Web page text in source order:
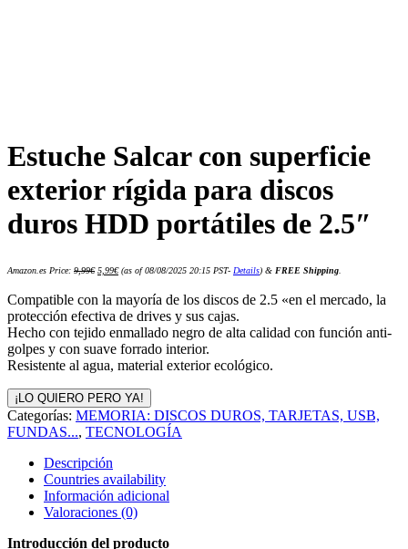
Estuche Salcar con superficie
exterior rígida para discos
duros HDD portátiles de 2.5″
Amazon.es Price: 9,99€ precio
era:
9,99€.
5,99€precio
5,99€.
(as of 08/08/2025 20:15 PST- Details) & FREE Shipping
Compatible con la mayoría de los discos de 2.5 «en el mercado, la
protección efectiva de drives y sus cajas.
Hecho con tejido enmallado negro de alta calidad con función anti-
golpes y con suave forrado interior.
Resistente al agua, material exterior ecológico.
¡LO QUIERO PERO YA!
Categorías: MEMORIA: DISCOS DUROS, TARJETAS, USB,
FUNDAS..., TECNOLOGÍA
Descripción
Countries availability
Información adicional
Valoraciones (0)
Introducción del producto